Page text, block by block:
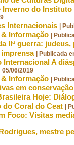
Inverno do
Internacionais |
Informação |
IIª guerra:
| Publicada
Internacional A
06/2019
Informação |
em
Hoje:
do Coral do Ceat |
Foco: Visitas
mestre